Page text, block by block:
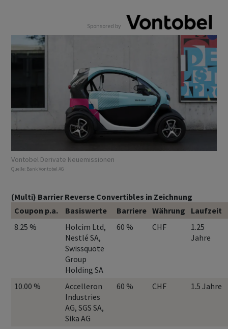
Sponsored by
Vontobel Derivate Neuemissionen
Quelle: Bank Vontobel AG
(Multi) Barrier Reverse Convertibles in Zeichnung
Coupon p.a.
Basiswerte Barriere Währung Laufzeit
8.25 %
Holcim Ltd,
Nestlé SA,
Swissquote
Group
Holding SA
60 % CHF
1.25
Jahre
10.00 %
Accelleron
Industries
AG, SGS SA,
Sika AG
60 % CHF 1.5 Jahre